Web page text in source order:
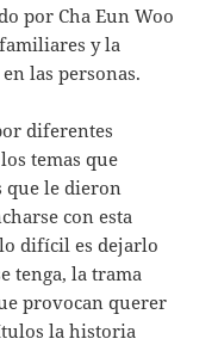
por Cha Eun Woo
y la
las personas.
diferentes
temas que
que le dieron
con esta
difícil es dejarlo
tenga, la trama
provocan querer
la historia